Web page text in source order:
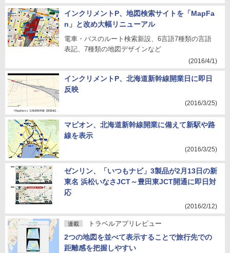
インクリメントP、地図検索サイトを「MapFa
n」と改め大幅リニューアル
電車・バスのルート検索新設、6言語7種類の言語
表記、7種類の地図デザインなど
(2016/4/1)
インクリメントP、北海道新幹線開業日に即日
反映
(2016/3/25)
マピオン、北海道新幹線開業に備えて新駅や路
線を表示
(2016/3/25)
ゼンリン、「いつもナビ」3製品が2月13日の新
東名 浜松いなさJCT～豊田東JCT開通に即日対
応
(2016/2/12)
連載 トラベルアプリレビュー
2つの地図を並べて表示することで旅行先での
距離感を把握しやすい